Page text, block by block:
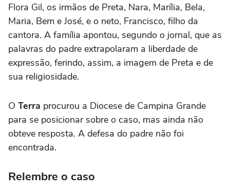
Flora Gil, os irmãos de Preta, Nara, Marília, Bela,
Maria, Bem e José, e o neto, Francisco, filho da
cantora. A família apontou, segundo o jornal, que as
palavras do padre extrapolaram a liberdade de
expressão, ferindo, assim, a imagem de Preta e de
sua religiosidade.
O Terra procurou a Diocese de Campina Grande
para se posicionar sobre o caso, mas ainda não
obteve resposta. A defesa do padre não foi
encontrada.
Relembre o caso